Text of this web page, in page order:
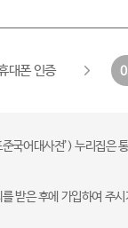
대폰 인증
국어대사전’) 누리집
받은 후에 가입하여 주